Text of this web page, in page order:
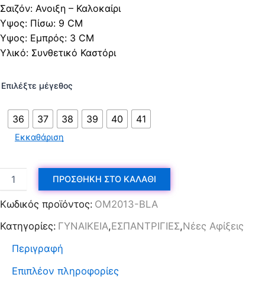
Σαιζόν: Ανοιξη – Καλοκαίρι
Υψος: Πίσω: 9 CM
Υψος: Εμπρός: 3 CM
Υλικό: Συνθετικό Καστόρι
Επιλέξτε μέγεθος
36 37 38 39 40 41
Εκκαθάριση
Εσπαντρίγια
πλατφόρμα
up
ποσότητα
ΠΡΟΣΘΉΚΗ ΣΤΟ ΚΑΛΆΘΙ
Κωδικός προϊόντος: OM2013-BLA
Κατηγορίες: ΓΥΝΑΙΚΕΙΑ,ΕΣΠΑΝΤΡΙΓΙΕΣ,Νέες Αφίξεις
Περιγραφή
Επιπλέον πληροφορίες